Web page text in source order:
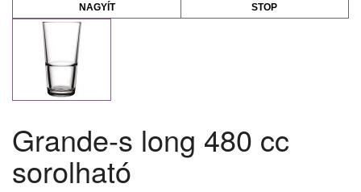
NAGYÍT STOP
Grande-s long 480 cc
sorolható